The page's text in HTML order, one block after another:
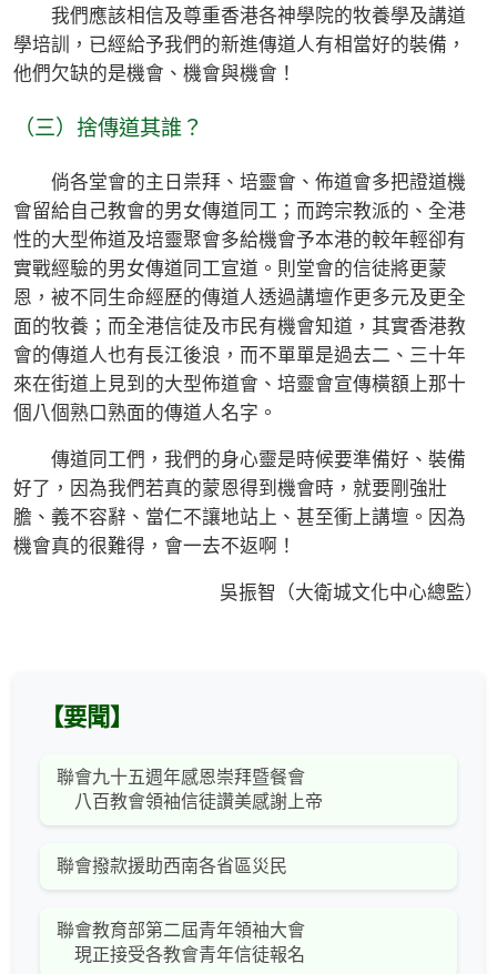
我們應該相信及尊重香港各神學院的牧養學及講道
學培訓，已經給予我們的新進傳道人有相當好的裝備，
他們欠缺的是機會、機會與機會！
（三）捨傳道其誰？
倘各堂會的主日祟拜、培靈會、佈道會多把證道機
會留給自己教會的男女傳道同工；而跨宗教派的、全港
性的大型佈道及培靈聚會多給機會予本港的較年輕卻有
實戰經驗的男女傳道同工宣道。則堂會的信徒將更蒙
恩，被不同生命經歷的傳道人透過講壇作更多元及更全
面的牧養；而全港信徒及市民有機會知道，其實香港教
會的傳道人也有長江後浪，而不單單是過去二、三十年
來在街道上見到的大型佈道會、培靈會宣傳橫額上那十
個八個熟口熟面的傳道人名字。
傳道同工們，我們的身心靈是時候要準備好、裝備
好了，因為我們若真的蒙恩得到機會時，就要剛強壯
膽、義不容辭、當仁不讓地站上、甚至衝上講壇。因為
機會真的很難得，會一去不返啊！
吳振智（大衛城文化中心總監）
【要聞】
聯會九十五週年感恩崇拜暨餐會
八百教會領袖信徒讚美感謝上帝
聯會撥款援助西南各省區災民
聯會教育部第二屆青年領袖大會
現正接受各教會青年信徒報名